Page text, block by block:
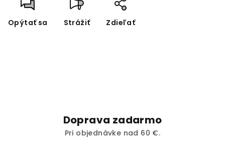
Opýtať sa Strážiť Zdieľať
Doprava zadarmo
Pri objednávke nad 60 €.